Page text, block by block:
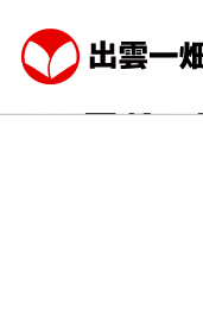
地域の
出雲
出雲一畑交
ス」のサー
地域の
出雲
出雲一畑交
ス」のサー